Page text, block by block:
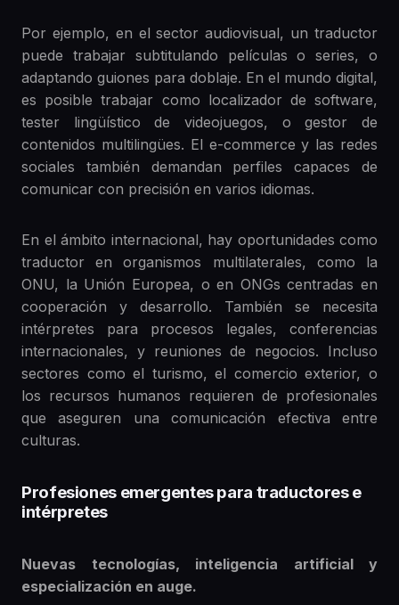
Por ejemplo, en el sector audiovisual, un traductor
puede trabajar subtitulando películas o series, o
adaptando guiones para doblaje. En el mundo digital,
es posible trabajar como localizador de software,
tester lingüístico de videojuegos, o gestor de
contenidos multilingües. El e-commerce y las redes
sociales también demandan perfiles capaces de
comunicar con precisión en varios idiomas.
En el ámbito internacional, hay oportunidades como
traductor en organismos multilaterales, como la
ONU, la Unión Europea, o en ONGs centradas en
cooperación y desarrollo. También se necesita
intérpretes para procesos legales, conferencias
internacionales, y reuniones de negocios. Incluso
sectores como el turismo, el comercio exterior, o
los recursos humanos requieren de profesionales
que aseguren una comunicación efectiva entre
culturas.
Profesiones emergentes para traductores e
intérpretes
Nuevas tecnologías, inteligencia artificial y
especialización en auge.